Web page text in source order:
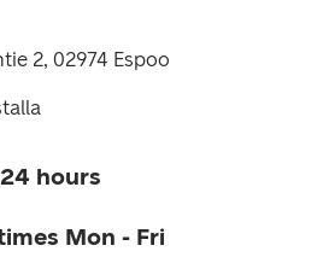
2, 02974 Espoo
hours
Mon - Fri